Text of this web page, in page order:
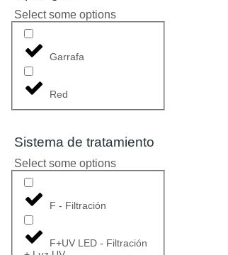
Select some options
Garrafa
Red
Sistema de tratamiento
Select some options
F - Filtración
F+UV LED - Filtración